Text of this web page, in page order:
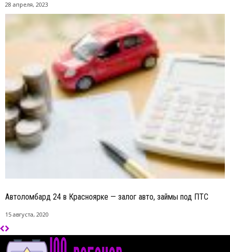
28 апреля, 2023
Автоломбард 24 в Красноярке — залог авто, займы под ПТС
15 августа, 2020